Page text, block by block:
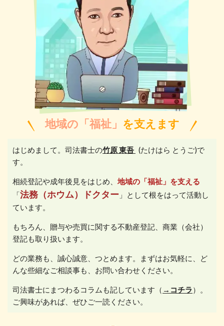
地域の「福祉」 を支えます
はじめまして。司法書士の竹原 東吾 (たけはら とうご)で
す。
相続登記や成年後見をはじめ、地域の「福祉」を支える
「法務（ホウム）ドクター 」として根をはって活動し
ています。
もちろん、贈与や売買に関する不動産登記、商業（会社）
登記も取り扱います。
どの業務も、誠心誠意、つとめます。まずはお気軽に、ど
んな些細なご相談事も、お問い合わせください。
司法書士にまつわるコラムも記しています（ →コチラ）。
ご興味があれば、ぜひご一読ください。